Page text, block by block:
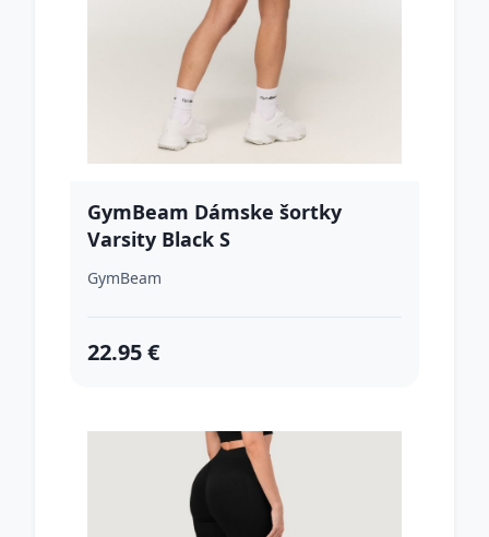
GymBeam Dámske šortky
Varsity Black S
GymBeam
22.95 €